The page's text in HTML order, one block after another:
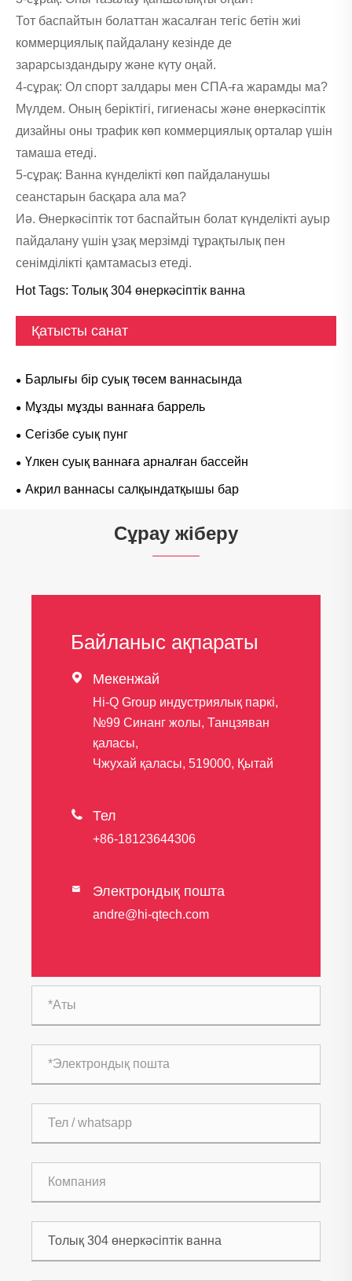
Тот баспайтын болаттан жасалған тегіс бетін жиі
коммерциялық пайдалану кезінде де
зарарсыздандыру және күту оңай.
4-сұрақ: Ол спорт залдары мен СПА-ға жарамды ма?
Мүлдем. Оның беріктігі, гигиенасы және өнеркәсіптік
дизайны оны трафик көп коммерциялық орталар үшін
тамаша етеді.
5-сұрақ: Ванна күнделікті көп пайдаланушы
сеанстарын басқара ала ма?
Иә. Өнеркәсіптік тот баспайтын болат күнделікті ауыр
пайдалану үшін ұзақ мерзімді тұрақтылық пен
сенімділікті қамтамасыз етеді.
Hot Tags: Толық 304 өнеркәсіптік ванна
Қатысты санат
Барлығы бір суық төсем ваннасында
Мұзды мұзды ваннаға баррель
Сегізбе суық пунг
Үлкен суық ваннаға арналған бассейн
Акрил ваннасы салқындатқышы бар
Сұрау жіберу
Байланыс ақпараты
 Мекенжай
Hi-Q Group индустриялық паркі,
№99 Синанг жолы, Танцзяван
қаласы,
Чжухай қаласы, 519000, Қытай
 Тел
+86-18123644306
 Электрондық пошта
andre@hi-qtech.com